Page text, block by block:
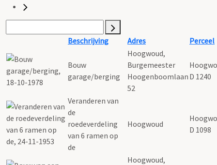
Beschrijving Adres Perceel
Bouw
garage/berging
Hoogwoud,
Burgemeester
Hoogenboomlaan
52
D 1240
Veranderen van
de
roedeverdeling
van 6 ramen op
de
Hoogwoud
D 1098
Hoogwoud,